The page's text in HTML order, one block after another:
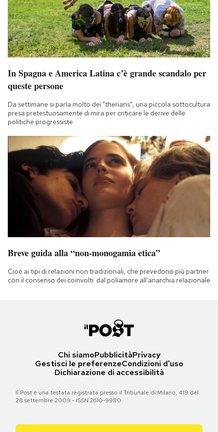
In Spagna e America Latina c’è grande scandalo per
queste persone
Da settimane si parla molto dei "therians", una piccola sottocultura
presa pretestuosamente di mira per criticare le derive delle
politiche progressiste
Breve guida alla “non-monogamia etica”
Cioè ai tipi di relazioni non tradizionali, che prevedono più partner
con il consenso dei coinvolti: dal poliamore all'anarchia relazionale
Chi siamoPubblicitàPrivacy
Gestisci le preferenzeCondizioni d'uso
Dichiarazione di accessibilità
Il Post è una testata registrata presso il Tribunale di Milano, 419 del
28 settembre 2009 - ISSN 2610-9980